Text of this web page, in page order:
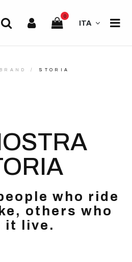
0
ITA
BRAND STORIA
who ride
others who
it live.